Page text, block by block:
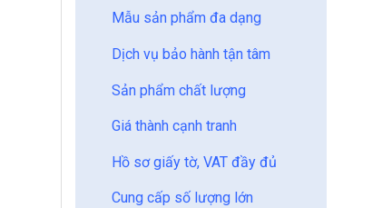
Mẫu sản phẩm đa dạng
Dịch vụ bảo hành tận tâm
Sản phẩm chất lượng
Giá thành cạnh tranh
Hồ sơ giấy tờ, VAT đầy đủ
Cung cấp số lượng lớn